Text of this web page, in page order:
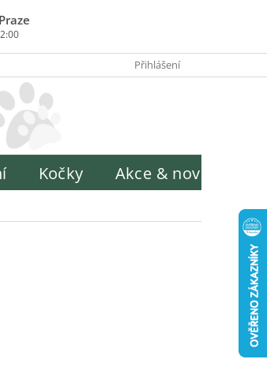
INFORMACE O ZPRACOVÁNÍ OSOBNÍCH ÚDAJŮ
Přihlášení
Kočky Akce & novinky